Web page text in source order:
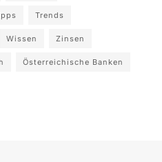
Trends
Wissen Zinsen
Österreichische Banken